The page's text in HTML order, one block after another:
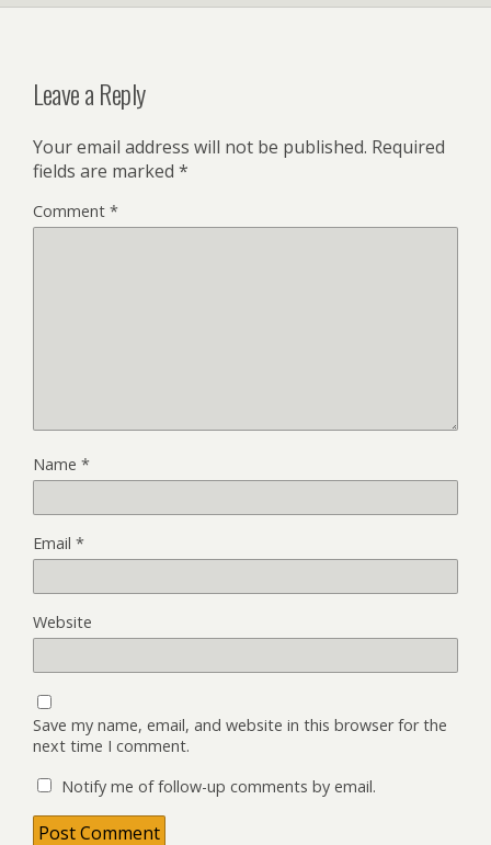
Leave a Reply
Your email address will not be published. Required
fields are marked *
Comment *
Name *
Email *
Website
Save my name, email, and website in this browser for the
next time I comment.
Notify me of follow-up comments by email.